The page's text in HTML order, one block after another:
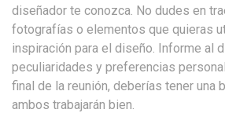
diseñador te conozca. No dudes en
fotografías o elementos que quieras
inspiración para el diseño. Informe al
peculiaridades y preferencias
final de la reunión, deberías tener una
ambos trabajarán bien.